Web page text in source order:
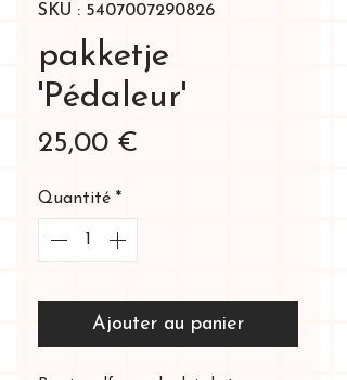
SKU : 5407007290826
pakketje
'Pédaleur'
25,00 €
Quantité *
Ajouter au panier